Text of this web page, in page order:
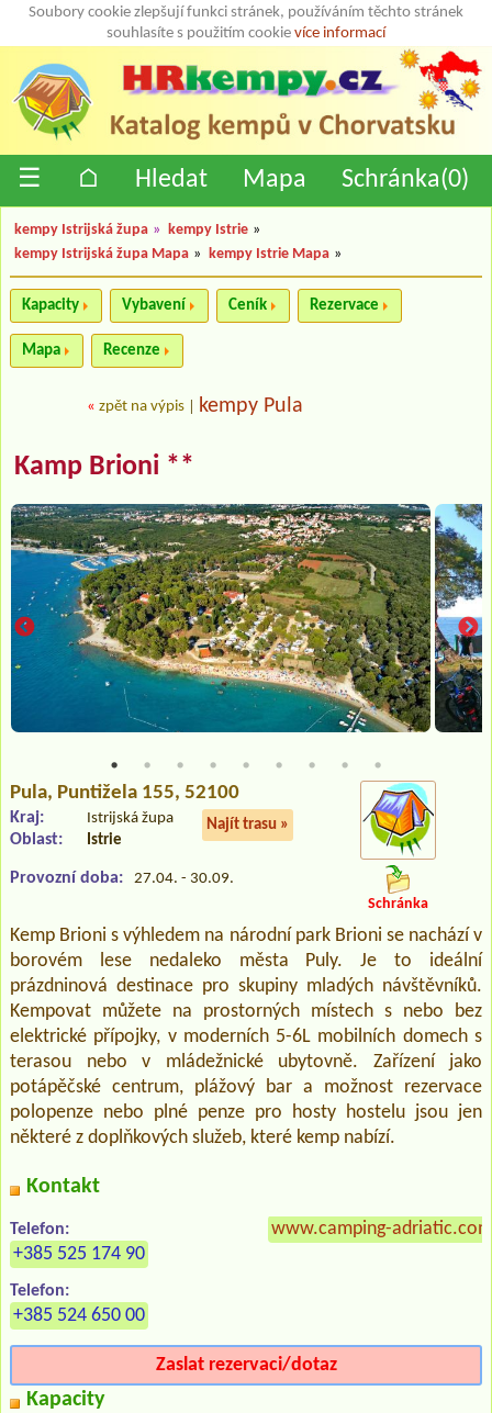
Soubory cookie zlepšují funkci stránek, používáním těchto stránek
souhlasíte s použitím cookie více informací
☰ ⌂ Hledat Mapa Schránka(0)
kempy Istrijská župa » kempy Istrie »
kempy Istrijská župa Mapa » kempy Istrie Mapa »
Kapacity Vybavení Ceník Rezervace
Mapa Recenze
« zpět na výpis kempy Pula
Kamp Brioni **
Pula, Puntižela 155, 52100
Najít trasu »
Kraj: Istrijská župa
Oblast: Istrie
Provozní doba:
27.04. - 30.09.
Schránka
Kemp Brioni s výhledem na národní park Brioni se nachází v
borovém lese nedaleko města Puly. Je to ideální
prázdninová destinace pro skupiny mladých návštěvníků.
Kempovat můžete na prostorných místech s nebo bez
elektrické přípojky, v moderních 5-6L mobilních domech s
terasou nebo v mládežnické ubytovně. Zařízení jako
potápěčské centrum, plážový bar a možnost rezervace
polopenze nebo plné penze pro hosty hostelu jsou jen
některé z doplňkových služeb, které kemp nabízí.
Kontakt
Telefon:
+385 525 174 90
Telefon:
+385 524 650 00
www.camping-
Zaslat rezervaci/dotaz
Kapacity